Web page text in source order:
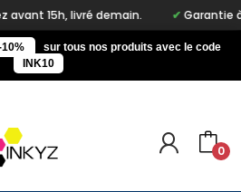
15h, livré demain. Garantie à
10%
sur tous nos produits avec le code
INK10
0